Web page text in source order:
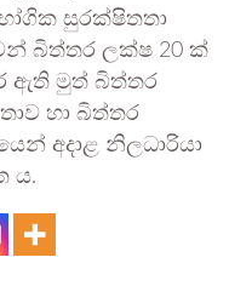
සුරක්ෂිතතා
බිත්තර ලක්ෂ 20 ක්
ඇති මුත් බිත්තර
හා බිත්තර
අදාළ නිලධාරියා
ය.